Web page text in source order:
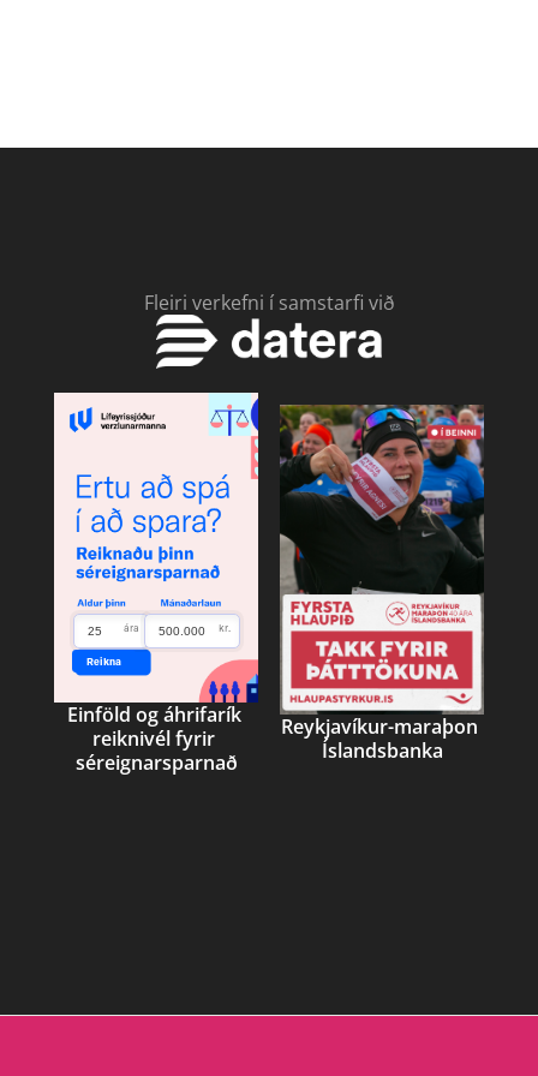
Fleiri verkefni í samstarfi við
Einföld og áhrifarík
reiknivél fyrir
séreignarsparnað
Reykjavíkur-maraþon
Íslandsbanka